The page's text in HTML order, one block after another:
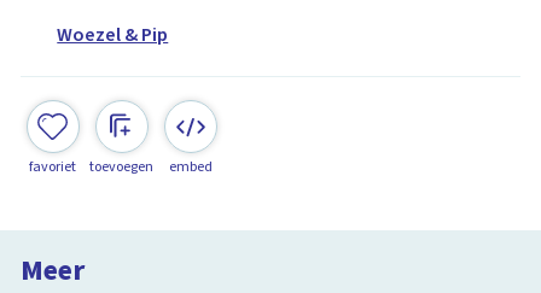
Woezel & Pip
favoriet toevoegen embed
Meer